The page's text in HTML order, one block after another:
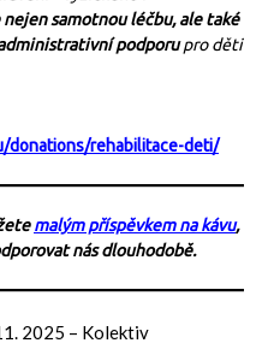
samotnou léčbu, ale také
podporupro děti
donations/rehabilitace-deti/
malým příspěvkem na kávu,
nás dlouhodobě.
2025 – Kolektiv